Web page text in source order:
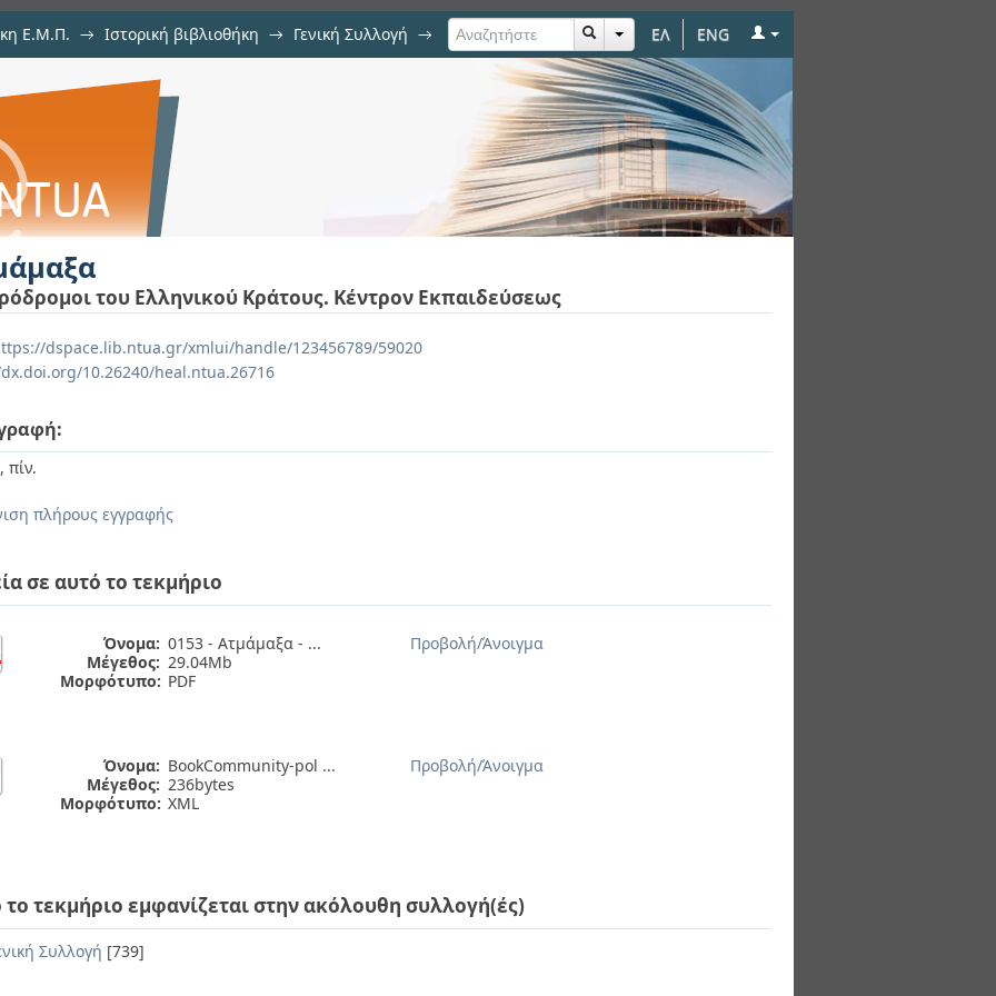
ΕΛ ENG
Ε.Μ.Π. → Ιστορική βιβλιοθήκη → Γενική Συλλογή →
του Ελληνικού Κράτους. Κέντρον Εκπαιδεύσεως
dspace.lib.ntua.gr/xmlui/handle/123456789/59020
10.26240/heal.ntua.26716
πίν.
πλήρους εγγραφής
σε αυτό το τεκμήριο
Όνομα: 0153 - Ατμάμαξα - ...
Μέγεθος: 29.04Mb
Μορφότυπο: PDF
Προβολή/Άνοιγμα
Όνομα: BookCommunity-pol ...
Μέγεθος: 236bytes
Μορφότυπο: XML
Προβολή/Άνοιγμα
το τεκμήριο εμφανίζεται στην ακόλουθη συλλογή(ές)
Συλλογή [739]